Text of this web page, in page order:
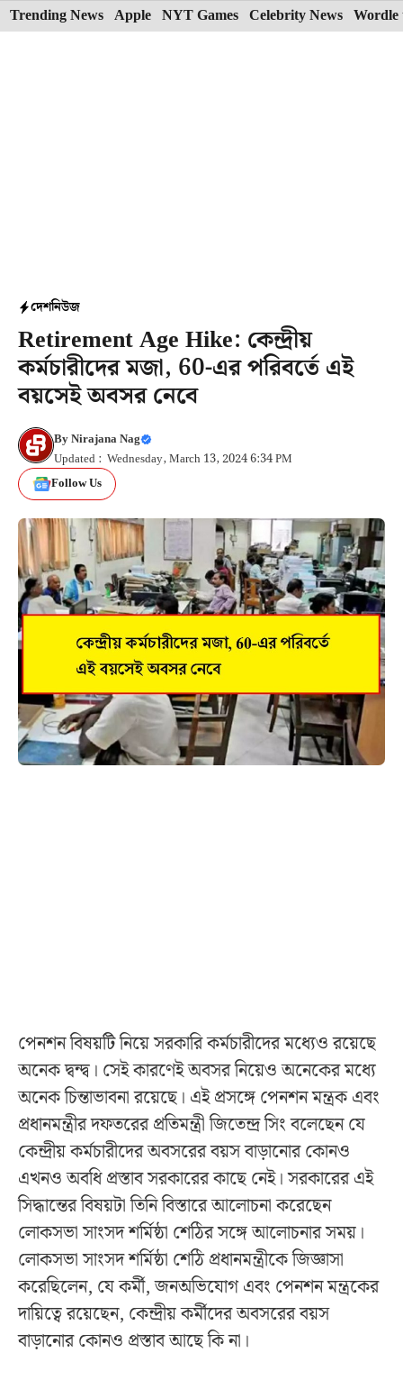
Skip
to
Trending News Apple NYT Games Celebrity News Wordle
দেশনিউজ
Retirement Age Hike: কেন্দ্রীয়
কর্মচারীদের মজা, 60-এর পরিবর্তে এই
বয়সেই অবসর নেবে
ByNirajana Nag
Updated : Wednesday, March 13, 2024 6:34 PM
Follow Us
পেনশন বিষয়টি নিয়ে সরকারি কর্মচারীদের মধ্যেও রয়েছে
অনেক দ্বন্দ্ব। সেই কারণেই অবসর নিয়েও অনেকের মধ্যে
অনেক চিন্তাভাবনা রয়েছে। এই প্রসঙ্গে পেনশন মন্ত্রক এবং
প্রধানমন্ত্রীর দফতরের প্রতিমন্ত্রী জিতেন্দ্র সিং বলেছেন যে
কেন্দ্রীয় কর্মচারীদের অবসরের বয়স বাড়ানোর কোনও
এখনও অবধি প্রস্তাব সরকারের কাছে নেই। সরকারের এই
সিদ্ধান্তের বিষয়টা তিনি বিস্তারে আলোচনা করেছেন
লোকসভা সাংসদ শর্মিষ্ঠা শেঠির সঙ্গে আলোচনার সময়।
লোকসভা সাংসদ শর্মিষ্ঠা শেঠি প্রধানমন্ত্রীকে জিজ্ঞাসা
করেছিলেন, যে কর্মী, জনঅভিযোগ এবং পেনশন মন্ত্রকের
দায়িত্বে রয়েছেন, কেন্দ্রীয় কর্মীদের অবসরের বয়স
বাড়ানোর কোনও প্রস্তাব আছে কি না।